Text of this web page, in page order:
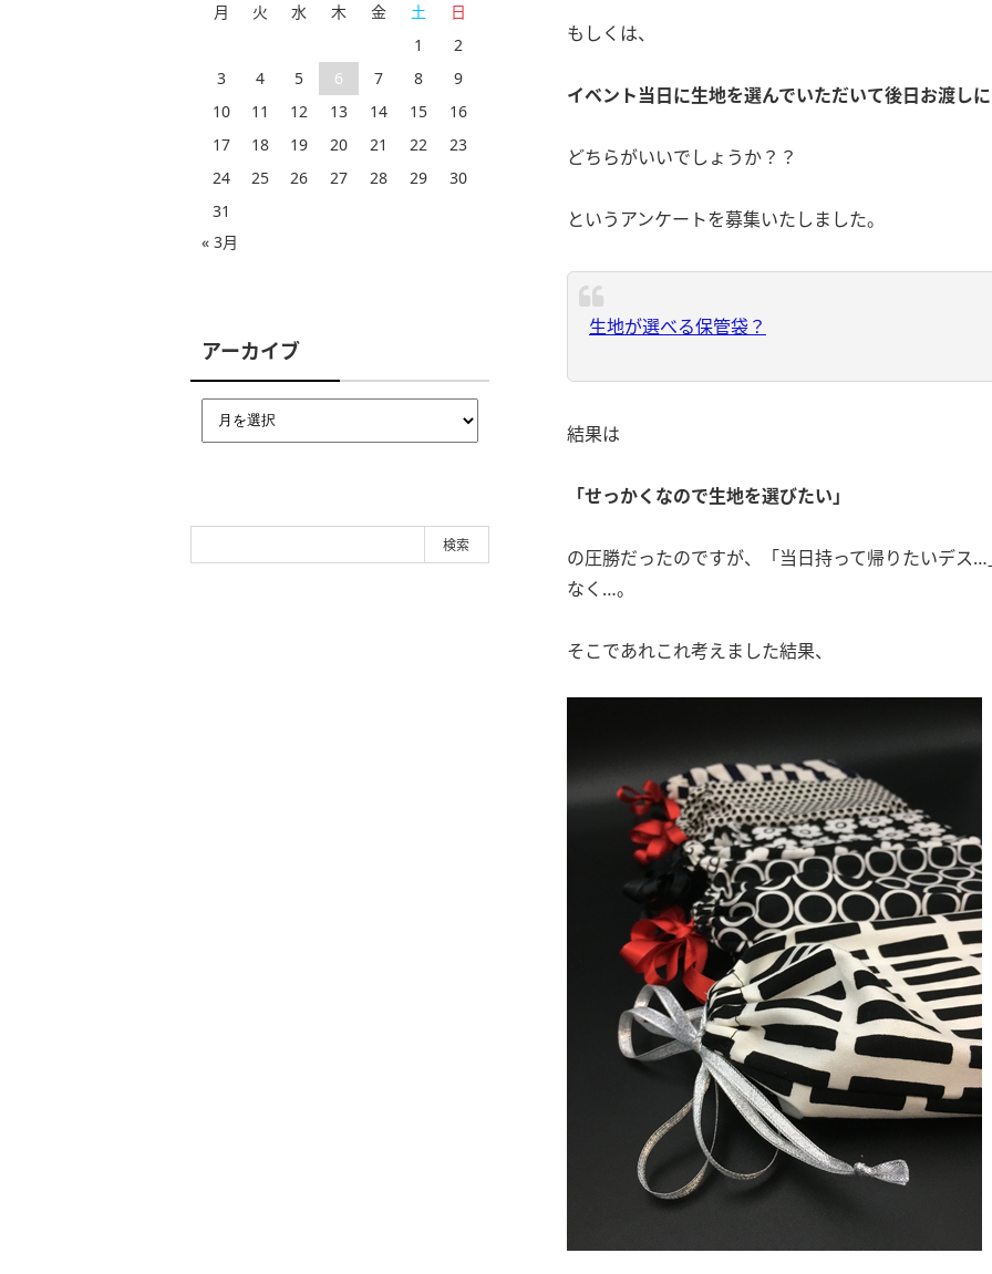
もしくは、
イベント当日に生地を選んでいただいて後日お渡し
どちらがいいでしょうか？？
というアンケートを募集いたしました。
生地が選べる保管袋？
結果は
「せっかくなので生地を選びたい」
の圧勝だったのですが、「当日持って帰りたいデス
なく…。
そこであれこれ考えました結果、
月
火 水 木 金 土
日
1
2
3
4 5 6 7 8
9
10
11 12 13 14 15
16
17
18 19 20 21 22
23
24
25 26 27 28 29
30
31
« 3月
アーカイブ